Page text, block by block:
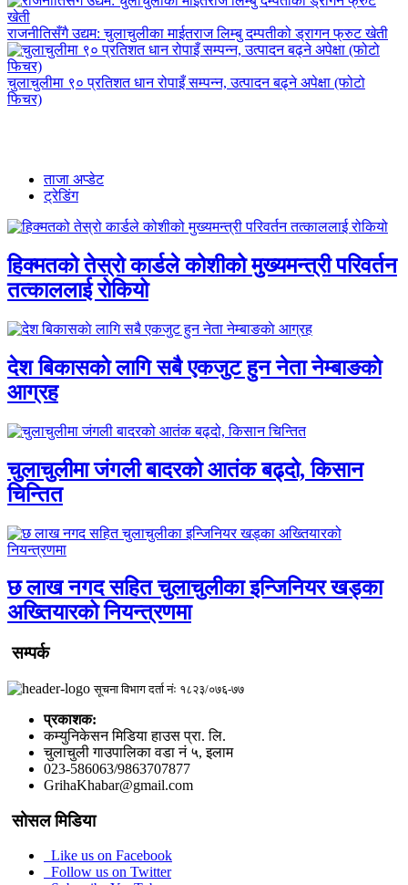
राजनीतिसँगै उद्यम: चुलाचुलीका माईतराज लिम्बु दम्पतीको ड्रागन फ्रुट खेती
चुलाचुलीमा ९० प्रतिशत धान रोपाइँ सम्पन्न, उत्पादन बढ्ने अपेक्षा (फोटो
फिचर)
ताजा अप्डेट
ट्रेडिंग
हिक्मतको तेस्रो कार्डले कोशीको मुख्यमन्त्री परिवर्तन
तत्काललाई रोकियो
देश बिकासकाे लागि सबै एकजुट हुन नेता नेम्बाङकाे
आग्रह
चुलाचुलीमा जंगली बादरको आतंक बढ्दो, किसान
चिन्तित
छ लाख नगद सहित चुलाचुलीका इन्जिनियर खड्का
अख्तियारको नियन्त्रणमा
सम्पर्क
सूचना विभाग दर्ता नंः १८२३/०७६-७७
प्रकाशक:
कम्युनिकेसन मिडिया हाउस प्रा. लि.
चुलाचुली गाउपालिका वडा नं ५, इलाम
023-586063/9863707877
GrihaKhabar@gmail.com
सोसल मिडिया
Like us on Facebook
Follow us on Twitter